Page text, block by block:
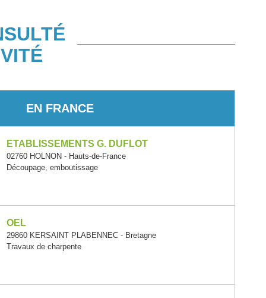
EN FRANCE
ETABLISSEMENTS G. DUFLOT
02760 HOLNON - Hauts-de-France
Découpage, emboutissage
OEL
29860 KERSAINT PLABENNEC - Bretagne
Travaux de charpente